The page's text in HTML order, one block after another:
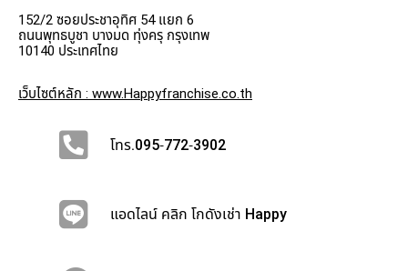
152/2 ซอยประชาอุทิศ 54 แยก 6
ถนนพุทธบูชา บางมด ทุ่งครุ กรุงเทพ
10140 ประเทศไทย
เว็บไซต์หลัก : www.Happyfranchise.co.th
โทร.095-772-3902
แอดไลน์ คลิก โกดังเช่า Happy